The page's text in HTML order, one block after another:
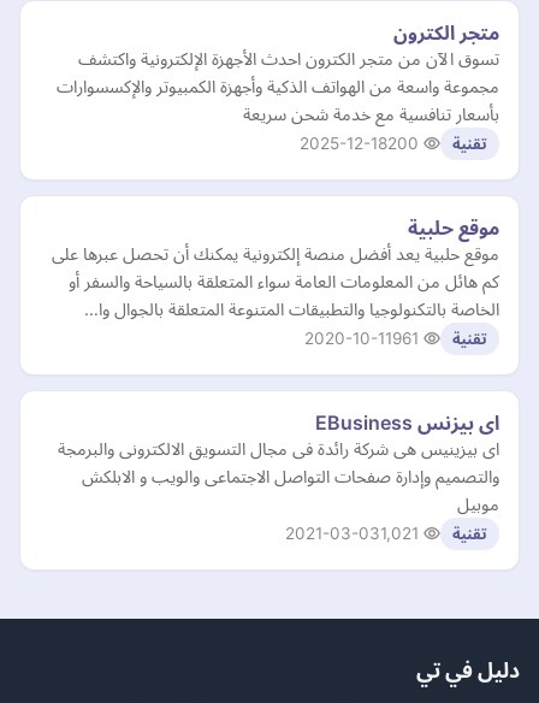
متجر الكترون
تسوق الآن من متجر الكترون احدث الأجهزة الإلكترونية واكتشف
مجموعة واسعة من الهواتف الذكية وأجهزة الكمبيوتر والإكسسوارات
بأسعار تنافسية مع خدمة شحن سريعة
تقنية 2025-12-18
موقع حلبية
موقع حلبية يعد أفضل منصة إلكترونية يمكنك أن تحصل عبرها على
كم هائل من المعلومات العامة سواء المتعلقة بالسياحة والسفر أو
الخاصة بالتكنولوجيا والتطبيقات المتنوعة المتعلقة بالجوال وا…
تقنية 2020-10-11
اى بيزنس EBusiness
اى بيزينيس هى شركة رائدة فى مجال التسويق الالكترونى والبرمجة
والتصميم وإدارة صفحات التواصل الاجتماعى والويب و الابلكش
موبيل
تقنية 2021-03-03
دليل في تي